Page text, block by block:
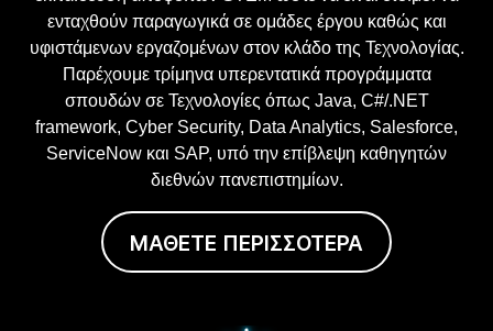
ενταχθούν παραγωγικά σε ομάδες έργου καθώς και
υφιστάμενων εργαζομένων στον κλάδο της Τεχνολογίας.
Παρέχουμε τρίμηνα υπερεντατικά προγράμματα
σπουδών σε Τεχνολογίες όπως Java, C#/.ΝΕΤ
framework, Cyber Security, Data Analytics, Salesforce,
ServiceNow και SAP, υπό την επίβλεψη καθηγητών
διεθνών πανεπιστημίων.
ΜΑΘΕΤΕ ΠΕΡΙΣΣΟΤΕΡΑ